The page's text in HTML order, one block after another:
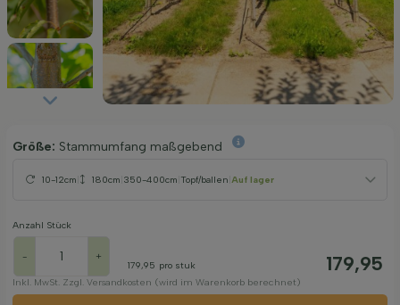
Größe: Stammumfang maßgebend
10-12cm 180cm 350-400cm Topf/ballen Auf lager
Anzahl Stück
- +
179,95 pro stuk 179,95
Inkl. MwSt. Zzgl. Versandkosten (wird im Warenkorb berechnet)